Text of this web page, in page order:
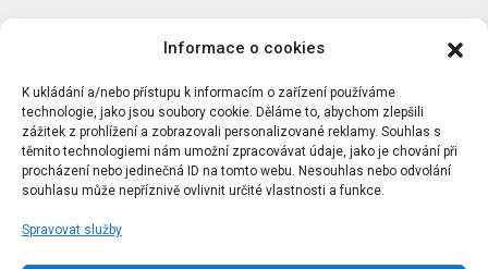
Informace o cookies
K ukládání a/nebo přístupu k informacím o zařízení používáme
technologie, jako jsou soubory cookie. Děláme to, abychom zlepšili
zážitek z prohlížení a zobrazovali personalizované reklamy. Souhlas s
těmito technologiemi nám umožní zpracovávat údaje, jako je chování při
procházení nebo jedinečná ID na tomto webu. Nesouhlas nebo odvolání
souhlasu může nepříznivě ovlivnit určité vlastnosti a funkce.
Spravovat služby